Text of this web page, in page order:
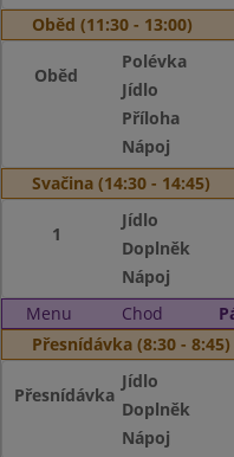
Oběd (11:30 - 13:00)
Oběd
Polévka
Jídlo
Příloha
Nápoj
Svačina (14:30 - 14:45)
1
Jídlo
Doplněk
Nápoj
Menu
Chod
Přesnídávka (8:30 - 8:45)
Přesnídávka
Jídlo
Doplněk
Nápoj